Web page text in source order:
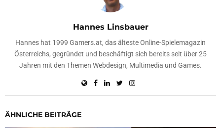
Hannes Linsbauer
Hannes hat 1999 Gamers.at, das älteste Online-Spielemagazin
Österreichs, gegründet und beschäftigt sich bereits seit über 25
Jahren mit den Themen Webdesign, Multimedia und Games.
ÄHNLICHE BEITRÄGE